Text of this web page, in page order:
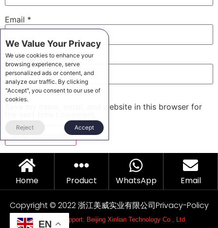
Email *
Website
Save my name, email, and website in this browser for
Home Product WhatsApp Email
Copyright © 2022 浙江美威实业有限公司Privacy-Policy
Technical support: Beijing Xinlian Technology Co., Ltd
EN
We Value Your Privacy
We use cookies to enhance your
browsing experience, serve
personalized ads or content, and
analyze our traffic. By clicking
"Accept", you consent to our use of
cookies.
Reject Accept